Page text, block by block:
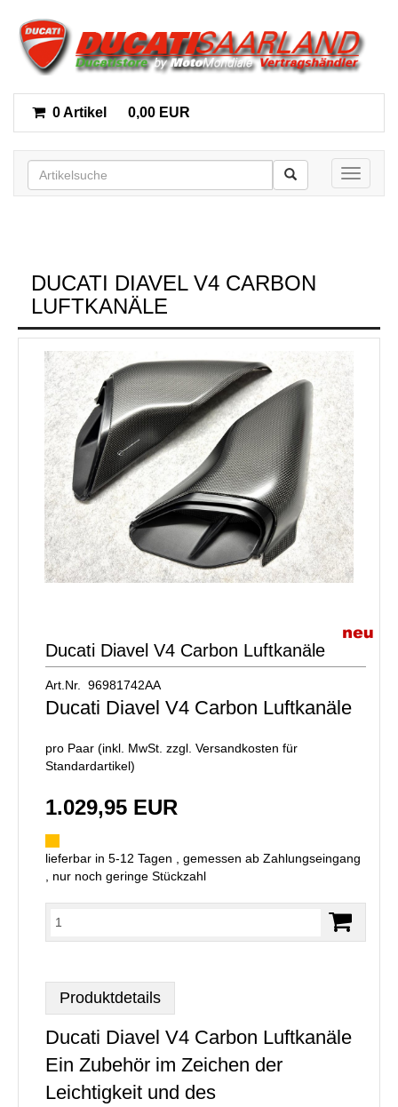
0 Artikel 0,00 EUR
Toggle
DUCATI DIAVEL V4 CARBON
LUFTKANÄLE
Ducati Diavel V4 Carbon Luftkanäle
Art.Nr. 96981742AA
Ducati Diavel V4 Carbon Luftkanäle
pro Paar (inkl. MwSt. zzgl. Versandkosten für
Standardartikel)
1.029,95 EUR
lieferbar in 5-12 Tagen , gemessen ab Zahlungseingang
, nur noch geringe Stückzahl
Produktdetails
Ducati Diavel V4 Carbon Luftkanäle
Ein Zubehör im Zeichen der
Leichtigkeit und des